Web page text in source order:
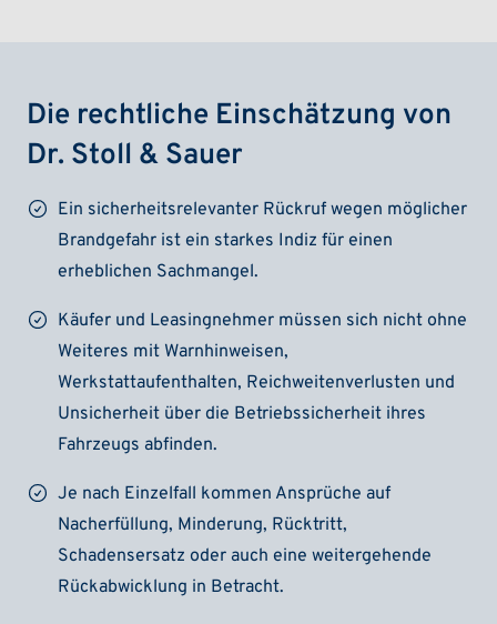
Die rechtliche Einschätzung von
Dr. Stoll & Sauer
Ein sicherheitsrelevanter Rückruf wegen möglicher
Brandgefahr ist ein starkes Indiz für einen
erheblichen Sachmangel.
Käufer und Leasingnehmer müssen sich nicht ohne
Weiteres mit Warnhinweisen,
Werkstattaufenthalten, Reichweitenverlusten und
Unsicherheit über die Betriebssicherheit ihres
Fahrzeugs abfinden.
Je nach Einzelfall kommen Ansprüche auf
Nacherfüllung, Minderung, Rücktritt,
Schadensersatz oder auch eine weitergehende
Rückabwicklung in Betracht.